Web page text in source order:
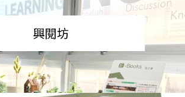
興閱坊